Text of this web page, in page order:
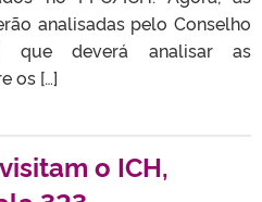
analisadas pelo Conselho
que deverá analisar as
os […]
o ICH,